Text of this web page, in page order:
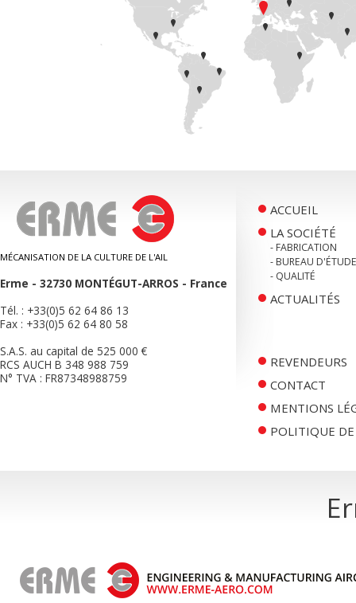
MÉCANISATION DE LA CULTURE DE L'AIL
Erme - 32730 MONTÉGUT-ARROS - France
Tél. : +33(0)5 62 64 86 13
Fax : +33(0)5 62 64 80 58
S.A.S. au capital de 525 000 €
RCS AUCH B 348 988 759
N° TVA : FR87348988759
ACCUEIL
LA SOCIÉTÉ
- FABRICATION
- BUREAU
- QUALITÉ
ACTUALITÉS
REVENDEURS
CONTACT
MENTIONS
POLITIQUE